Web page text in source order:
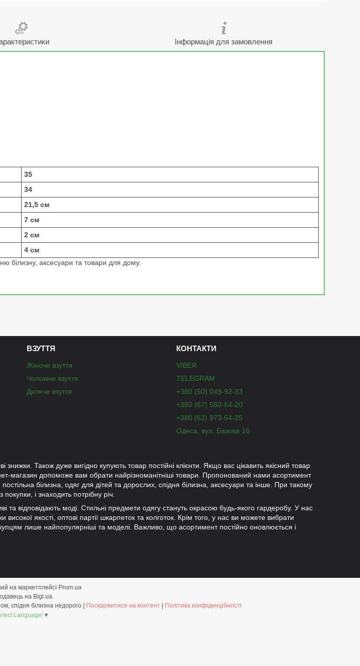
Інформація для замовлення
35
34
21,5 см
7 см
2 см
4 см
білизну, аксесуари та товари для дому.
ВЗУТТЯ
Жіноче взуття
Чоловіче взуття
Дитяче взуття
КОНТАКТИ
VIBER
TELEGRAM
+380 (50) 049-92-33
+380 (67) 560-64-20
+380 (63) 973-64-25
Одеса, вул. Базова 16
Також дуже вигідно купують товар постійні клієнти. Якщо вас цікавить якісний товар
магазин допоможе вам обрати найрізноманітніші товари. Пропонований нами асортимент
білизна, одяг для дітей та дорослих, спідня білизна, аксесуари та інше. При такому
і знаходить потрібну річ.
та відповідають моді. Стильні предмети одягу стануть окрасою будь-якого гардеробу. У нас
якості, оптові партії шкарпеток та колготок. Крім того, у нас ви можете вибрати
лише найпопулярніші та моделі. Важливо, що асортимент постійно оновлюється і
на маркетплейсі Prom.ua
на Bigl.ua
Поскаржитися на контент
Політика конфіденційності
Language ▼